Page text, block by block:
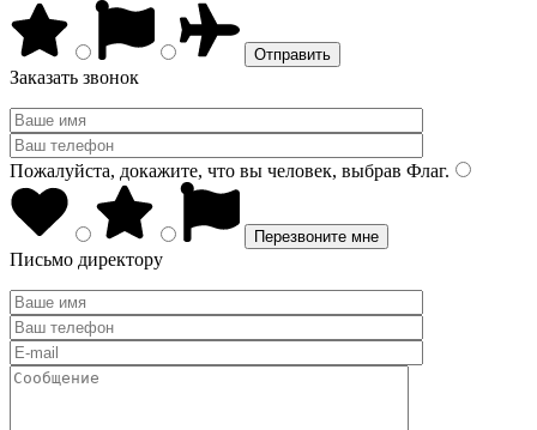
Заказать звонок
Пожалуйста, докажите, что вы человек, выбрав Флаг.
Письмо директору